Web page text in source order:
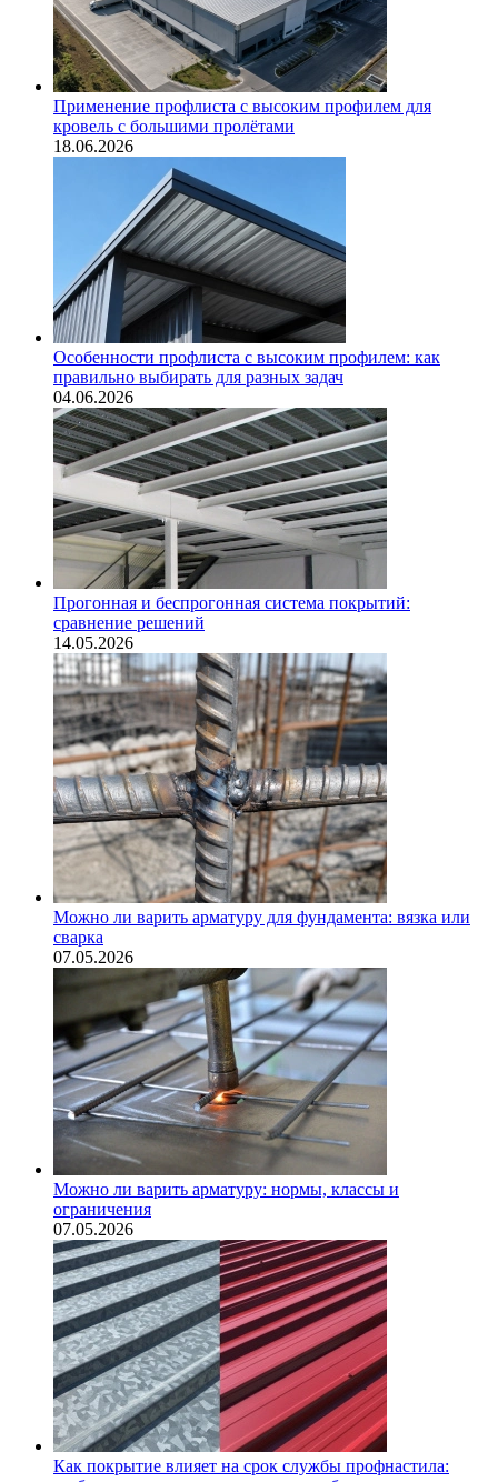
Применение профлиста с высоким профилем для
кровель с большими пролётами
18.06.2026
Особенности профлиста с высоким профилем: как
правильно выбирать для разных задач
04.06.2026
Прогонная и беспрогонная система покрытий:
сравнение решений
14.05.2026
Можно ли варить арматуру для фундамента: вязка или
сварка
07.05.2026
Можно ли варить арматуру: нормы, классы и
ограничения
07.05.2026
Как покрытие влияет на срок службы профнастила: